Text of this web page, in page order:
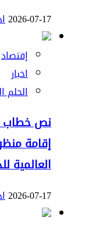
2026-07-17
إقتصاد
اخبار
الحلم
نص خطاب
إقامة
العالمية
2026-07-17